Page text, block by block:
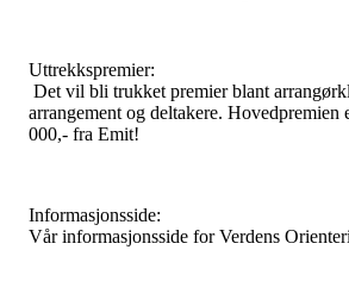
Uttrekkspremier:
Det vil bli trukket premier blant
arrangement og deltakere. Hovedpremien
000,- fra Emit!
Informasjonsside:
Vår informasjonsside for Verdens